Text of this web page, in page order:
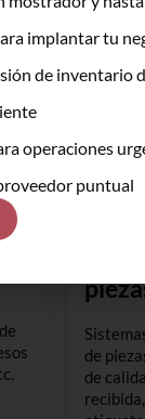
de
de
implantar tu
de inventario
operaciones
proveedor puntual